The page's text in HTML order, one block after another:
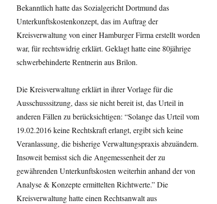
Bekanntlich hatte das Sozialgericht Dortmund das
Unterkunftskostenkonzept, das im Auftrag der
Kreisverwaltung von einer Hamburger Firma erstellt worden
war, für rechtswidrig erklärt. Geklagt hatte eine 80jährige
schwerbehinderte Rentnerin aus Brilon.
Die Kreisverwaltung erklärt in ihrer Vorlage für die
Ausschusssitzung, dass sie nicht bereit ist, das Urteil in
anderen Fällen zu berücksichtigen: “Solange das Urteil vom
19.02.2016 keine Rechtskraft erlangt, ergibt sich keine
Veranlassung, die bisherige Verwaltungspraxis abzuändern.
Insoweit bemisst sich die Angemessenheit der zu
gewährenden Unterkunftskosten weiterhin anhand der von
Analyse & Konzepte ermittelten Richtwerte.” Die
Kreisverwaltung hatte einen Rechtsanwalt aus